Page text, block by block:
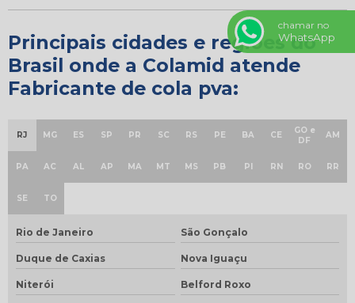
Principais cidades e regiões do
Brasil onde a Colamid atende
Fabricante de cola pva:
RJ MG ES SP PR SC RS PE BA CE
GO e
DF
AM
PA AC AL AP MA MT MS PB PI RN RO RR
SE TO
Rio de Janeiro São Gonçalo
Duque de Caxias Nova Iguaçu
Niterói Belford Roxo
chamar no
WhatsApp